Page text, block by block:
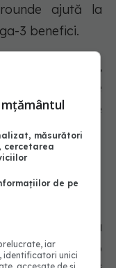
ajută la
3 benefici.
tehnici de gătit,
mai scăzute
să se formeze
uri și AH-uri.
prepararea
de apă la o
măsurători
cercetarea
de pe
iar
identificatori unici